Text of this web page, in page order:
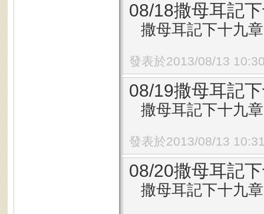
08/18撒母耳記
撒母耳記下十九
發表於2013/08/13
08/19撒母耳記
撒母耳記下十九
發表於2013/08/13
08/20撒母耳記
撒母耳記下十九